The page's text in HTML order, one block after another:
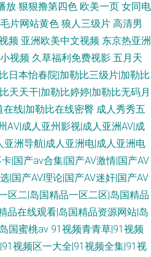
放 狠狠撸第四色 欧美一页 女同电
毛片网站黄色 狼人三级片 高清男
频 亚洲欧美中文视频 东京热亚洲
视频 久草福利免费视影 五月天
日本怡春院|加勒比三级片|加勒比
天天干|加勒比婷婷|加勒比无码月
在线|加勒比在线密臀 成人秀秀五
AⅤ|成人亚州影视|成人亚洲AV|成
洲导航|成人亚洲电|成人亚洲电
|国产av合集|国产AV激情|国产AV
|国产AV理论|国产AV迷奸|国产AV
区二|岛国精品一区二区|岛国精品
品在线观看|岛国精品资源网站|岛
国蜜桃av 91视频青青草|91视频
视频区一大全|91视频全集|91视